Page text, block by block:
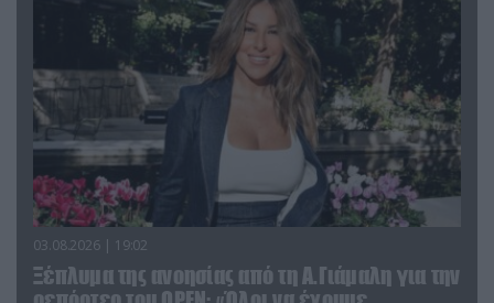
03.08.2026 | 19:02
Ξέπλυμα της ανοησίας από τη Α.Γιάμαλη για την